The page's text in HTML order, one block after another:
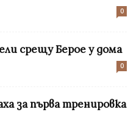
0
срещу Берое у дома
0
за първа тренировка